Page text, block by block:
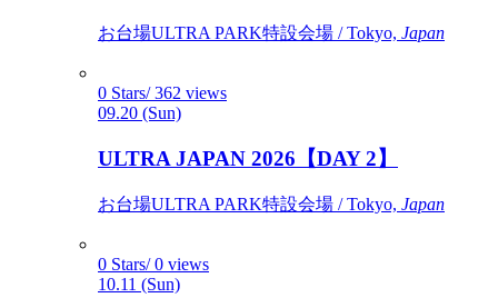
お台場ULTRA PARK特設会場 / Tokyo, Japan
0 Stars/ 362 views
09.20 (Sun)
ULTRA JAPAN 2026【DAY 2】
お台場ULTRA PARK特設会場 / Tokyo, Japan
0 Stars/ 0 views
10.11 (Sun)